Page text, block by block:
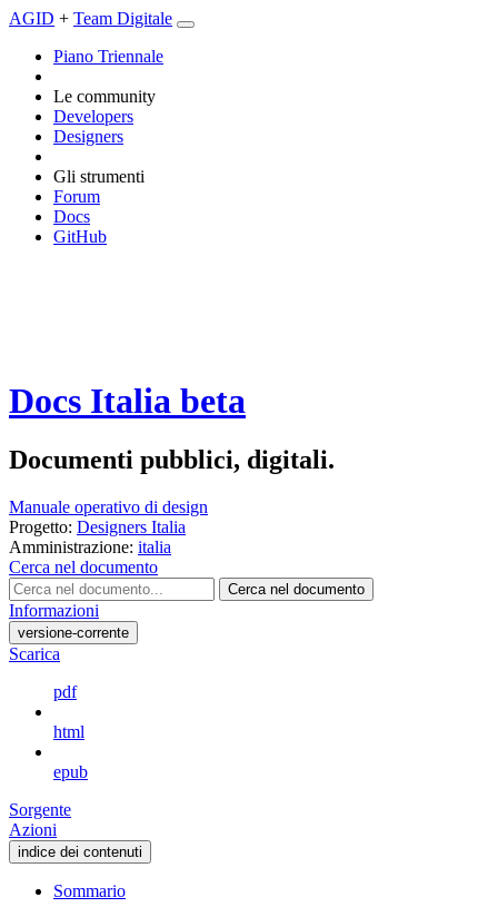
AGID + Team Digitale
Piano Triennale
Le community
Developers
Designers
Gli strumenti
Forum
Docs
GitHub
Docs Italia beta
Documenti pubblici, digitali.
Manuale operativo di design
Progetto: Designers Italia
Amministrazione: italia
Cerca nel documento
Cerca nel documento
Informazioni
versione-corrente
Scarica
pdf
html
epub
Sorgente
Azioni
indice dei contenuti
Sommario